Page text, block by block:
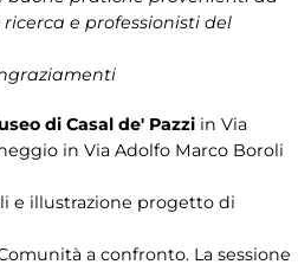
e professionisti del
di Casal de' Pazzi in Via
in Via Adolfo Marco Boroli
e illustrazione progetto di
a confronto. La sessione